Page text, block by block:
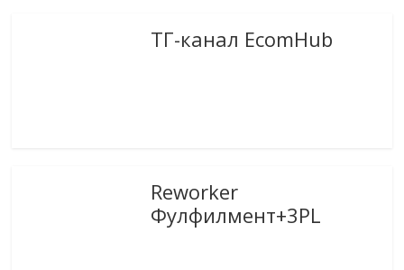
ТГ-канал EcomHub
Reworker
Фулфилмент+3PL